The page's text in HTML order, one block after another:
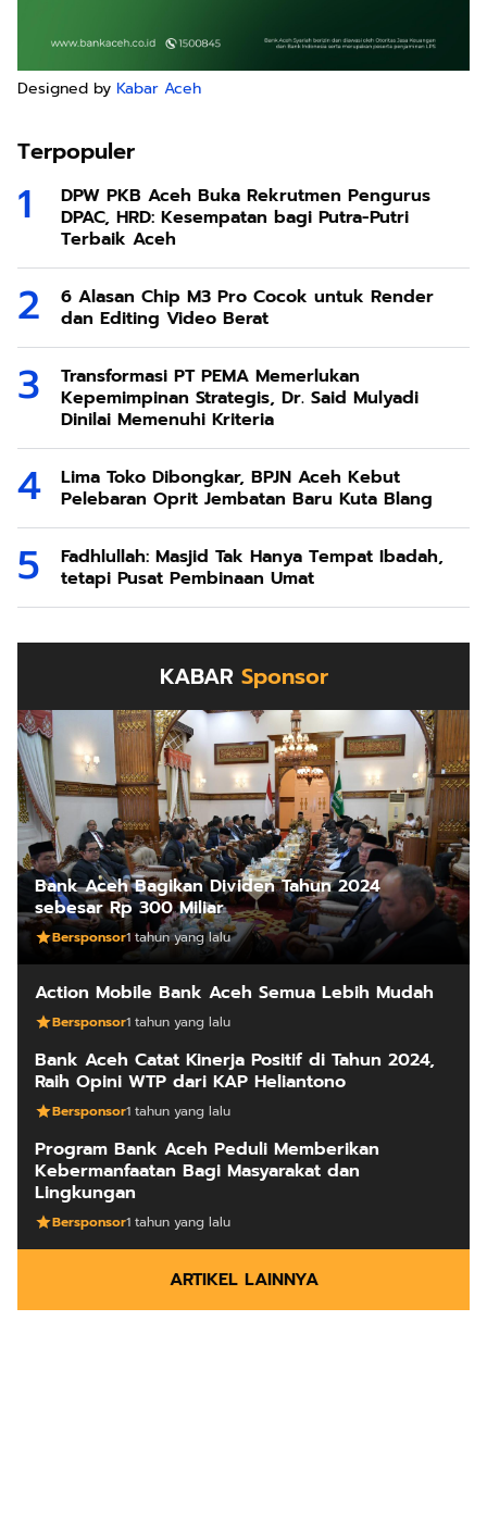
Designed by Kabar Aceh
Terpopuler
DPW PKB Aceh Buka Rekrutmen Pengurus
DPAC, HRD: Kesempatan bagi Putra-Putri
Terbaik Aceh
6 Alasan Chip M3 Pro Cocok untuk Render
dan Editing Video Berat
Transformasi PT PEMA Memerlukan
Kepemimpinan Strategis, Dr. Said Mulyadi
Dinilai Memenuhi Kriteria
Lima Toko Dibongkar, BPJN Aceh Kebut
Pelebaran Oprit Jembatan Baru Kuta Blang
Fadhlullah: Masjid Tak Hanya Tempat Ibadah,
tetapi Pusat Pembinaan Umat
KABAR Sponsor
Bank Aceh Bagikan Dividen Tahun 2024
sebesar Rp 300 Miliar
Bersponsor1 tahun yang lalu
Action Mobile Bank Aceh Semua Lebih Mudah
Bersponsor1 tahun yang lalu
Bank Aceh Catat Kinerja Positif di Tahun 2024,
Raih Opini WTP dari KAP Heliantono
Bersponsor1 tahun yang lalu
Program Bank Aceh Peduli Memberikan
Kebermanfaatan Bagi Masyarakat dan
Lingkungan
Bersponsor1 tahun yang lalu
ARTIKEL LAINNYA